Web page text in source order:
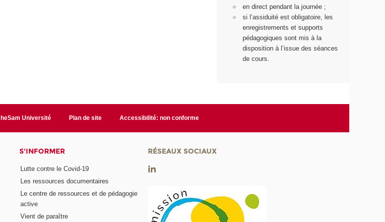
en direct pendant la journée ;
si l’assiduité est obligatoire, les
enregistrements et supports
pédagogiques sont mis à la
disposition à l’issue des séances
de cours.
heSam Université Plan de site Accessibilité: non conforme
S'INFORMER
Lutte contre le Covid-19
Les ressources documentaires
Le centre de ressources et de pédagogie
active
Vient de paraître
RÉSEAUX SOCIAUX